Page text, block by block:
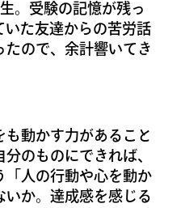
。受験の記憶が残っ
いた友達からの苦労話
たので、余計響いてき
動かす力があること
のものにできれば、
「人の行動や心を動か
いか。達成感を感じる